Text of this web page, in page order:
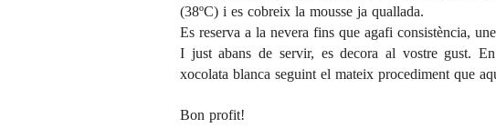
(38ºC) i es cobreix la mousse ja quallada.
Es reserva a la nevera fins que agafi consistència,
I just abans de servir, es decora al vostre gust.
xocolata blanca seguint el mateix procediment que
Bon profit!